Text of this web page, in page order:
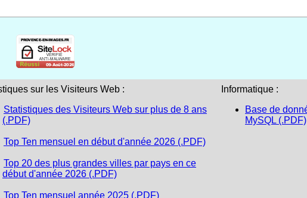
sur les Visiteurs Web :
Statistiques des Visiteurs Web sur plus de 8 ans
(.PDF)
Top Ten mensuel en début d'année 2026 (.PDF)
Top 20 des plus grandes villes par pays en ce
début d'année 2026 (.PDF)
Top Ten mensuel année 2025 (.PDF)
Informatique :
Base de
MySQL (.PDF)